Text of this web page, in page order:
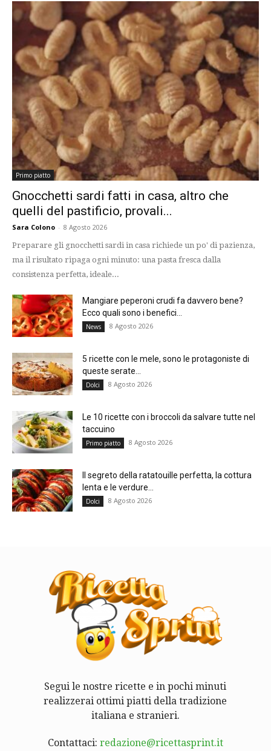
Primo piatto
Gnocchetti sardi fatti in casa, altro che
quelli del pastificio, provali...
Sara Colono - 8 Agosto 2026
Preparare gli gnocchetti sardi in casa richiede un po' di pazienza,
ma il risultato ripaga ogni minuto: una pasta fresca dalla
consistenza perfetta, ideale...
Mangiare peperoni crudi fa davvero bene?
Ecco quali sono i benefici...
News 8 Agosto 2026
5 ricette con le mele, sono le protagoniste di
queste serate...
Dolci 8 Agosto 2026
Le 10 ricette con i broccoli da salvare tutte nel
taccuino
Primo piatto 8 Agosto 2026
Il segreto della ratatouille perfetta, la cottura
lenta e le verdure...
Dolci 8 Agosto 2026
Segui le nostre ricette e in pochi minuti
realizzerai ottimi piatti della tradizione
italiana e stranieri.
Contattaci: redazione@ricettasprint.it